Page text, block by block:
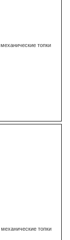
топки
топки